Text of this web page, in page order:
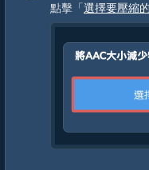
點擊「選擇要壓縮